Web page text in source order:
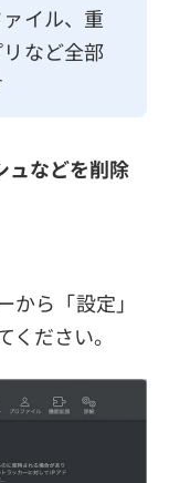
イル、重
など全部
ュなどを削除
ら「設定」
ださい。